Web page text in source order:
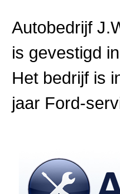
Autobedrijf
is gevestigd
Het bedrijf is
jaar Ford-